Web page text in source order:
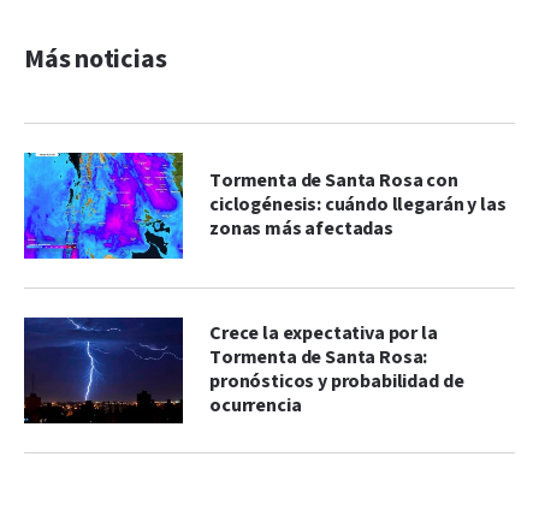
Más noticias
Tormenta de Santa Rosa con
ciclogénesis: cuándo llegarán y las
zonas más afectadas
Crece la expectativa por la
Tormenta de Santa Rosa:
pronósticos y probabilidad de
ocurrencia